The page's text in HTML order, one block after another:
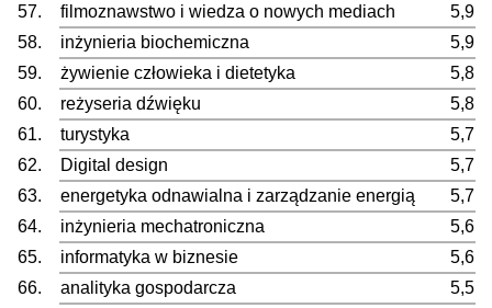
57.
filmoznawstwo i wiedza o nowych mediach
5,9
58.
inżynieria biochemiczna
5,9
59.
żywienie człowieka i dietetyka
5,8
60.
reżyseria dźwięku
5,8
61.
turystyka
5,7
62.
Digital design
5,7
63.
energetyka odnawialna i zarządzanie energią
5,7
64.
inżynieria mechatroniczna
5,6
65.
informatyka w biznesie
5,6
66.
analityka gospodarcza
5,5